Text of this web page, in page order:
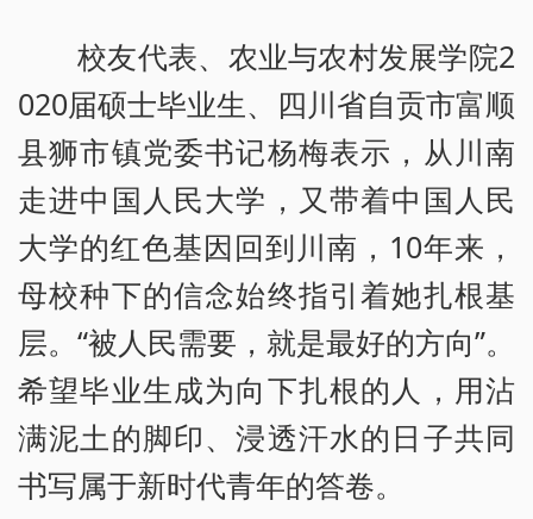
校友代表、农业与农村发展学院2
020届硕士毕业生、四川省自贡市富顺
县狮市镇党委书记杨梅表示，从川南
走进中国人民大学，又带着中国人民
大学的红色基因回到川南，10年来，
母校种下的信念始终指引着她扎根基
层。“被人民需要，就是最好的方向”。
希望毕业生成为向下扎根的人，用沾
满泥土的脚印、浸透汗水的日子共同
书写属于新时代青年的答卷。